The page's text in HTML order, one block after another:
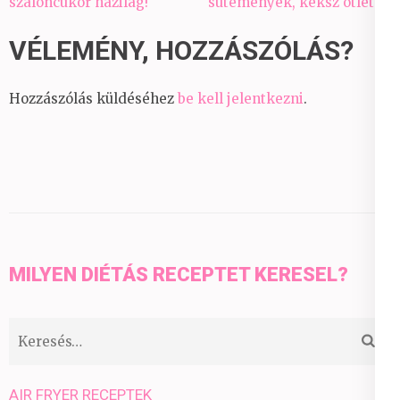
VÉLEMÉNY, HOZZÁSZÓLÁS?
Hozzászólás küldéséhez be kell jelentkezni.
MILYEN DIÉTÁS RECEPTET KERESEL?
AIR FRYER RECEPTEK